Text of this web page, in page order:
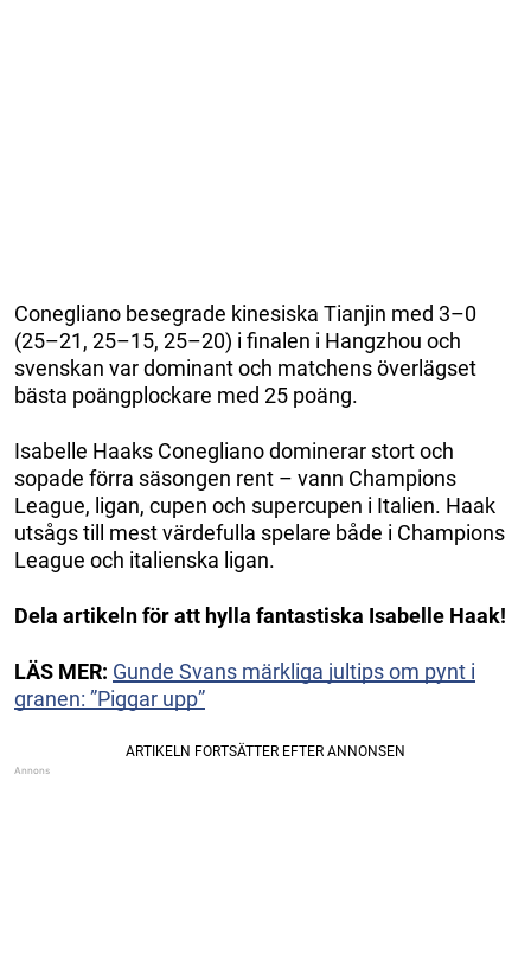
Conegliano besegrade kinesiska Tianjin med 3–0
(25–21, 25–15, 25–20) i finalen i Hangzhou och
svenskan var dominant och matchens överlägset
bästa poängplockare med 25 poäng.
Isabelle Haaks Conegliano dominerar stort och
sopade förra säsongen rent – vann Champions
League, ligan, cupen och supercupen i Italien. Haak
utsågs till mest värdefulla spelare både i Champions
League och italienska ligan.
Dela artikeln för att hylla fantastiska Isabelle Haak!
LÄS MER: Gunde Svans märkliga jultips om pynt i
granen: ”Piggar upp”